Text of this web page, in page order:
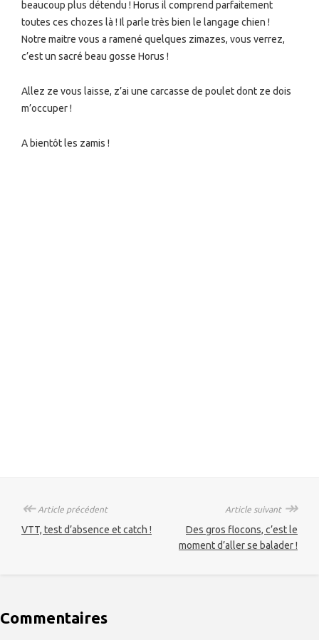
beaucoup plus détendu ! Horus il comprend parfaitement
toutes ces chozes là ! Il parle très bien le langage chien !
Notre maitre vous a ramené quelques zimazes, vous verrez,
c’est un sacré beau gosse Horus !
Allez ze vous laisse, z’ai une carcasse de poulet dont ze dois
m’occuper !
A bientôt les zamis !
↞Article précédent
VTT, test d’absence et catch !
Article suivant ↠
Des gros flocons, c’est le
moment d’aller se balader !
Commentaires